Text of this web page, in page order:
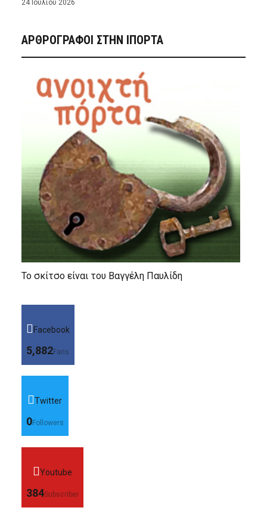
24 Ιουλίου 2026
ΑΡΘΡΟΓΡΑΦΟΙ ΣΤΗΝ IΠΟΡΤΑ
Το σκίτσο είναι του Βαγγέλη Παυλίδη
Facebook
5,882Fans
Twitter
0Followers
Youtube
384Subscriber